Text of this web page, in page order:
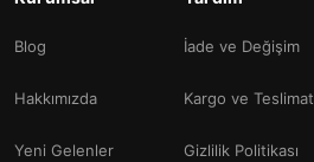
Blog
Hakkımızda
Yeni Gelenler
İade ve Değişim
Kargo ve Teslimat
Gizlilik Politikası